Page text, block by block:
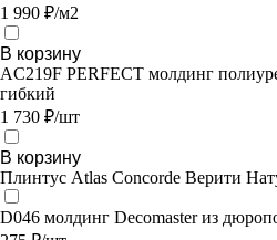
1 990 ₽/м2
В корзину
AC219F PERFECT молдинг
гибкий
1 730 ₽/шт
В корзину
Плинтус Atlas Concorde Верити
D046 молдинг Decomaster из